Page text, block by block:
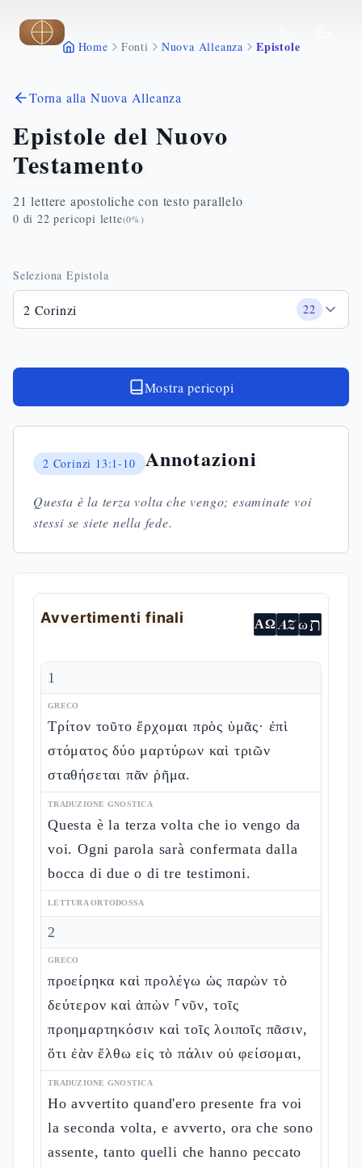
Vai al contenuto principale
Home Fonti Nuova Alleanza Epistole
Torna alla Nuova Alleanza
Epistole del Nuovo
Testamento
21 lettere apostoliche con testo parallelo
0 di 22 pericopi lette(0%)
Seleziona Epistola
2 Corinzi 22
Mostra pericopi
2 Corinzi 13:1-10 Annotazioni
Questa è la terza volta che vengo; esaminate voi
stessi se siete nella fede.
Avvertimenti finali ΑΩ AZωת
1
GRECO
Τρίτον τοῦτο ἔρχομαι πρὸς ὑμᾶς· ἐπὶ
στόματος δύο μαρτύρων καὶ τριῶν
σταθήσεται πᾶν ῥῆμα.
TRADUZIONE GNOSTICA
Questa è la terza volta che io vengo da
voi. Ogni parola sarà confermata dalla
bocca di due o di tre testimoni.
LETTURA ORTODOSSA
2
GRECO
προείρηκα καὶ προλέγω ὡς παρὼν τὸ
δεύτερον καὶ ἀπὼν ⸀νῦν, τοῖς
προημαρτηκόσιν καὶ τοῖς λοιποῖς πᾶσιν,
ὅτι ἐὰν ἔλθω εἰς τὸ πάλιν οὐ φείσομαι,
TRADUZIONE GNOSTICA
Ho avvertito quand'ero presente fra voi
la seconda volta, e avverto, ora che sono
assente, tanto quelli che hanno peccato